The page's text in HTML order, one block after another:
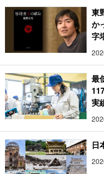
東
か
字
最
実
日